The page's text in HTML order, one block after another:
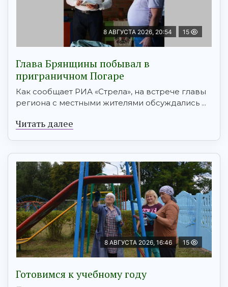
8 АВГУСТА 2026, 20:54 15
Глава Брянщины побывал в
приграничном Погаре
Как сообщает РИА «Стрела», на встрече главы
региона с местными жителями обсуждались ...
Читать далее
8 АВГУСТА 2026, 16:46 15
Готовимся к учебному году